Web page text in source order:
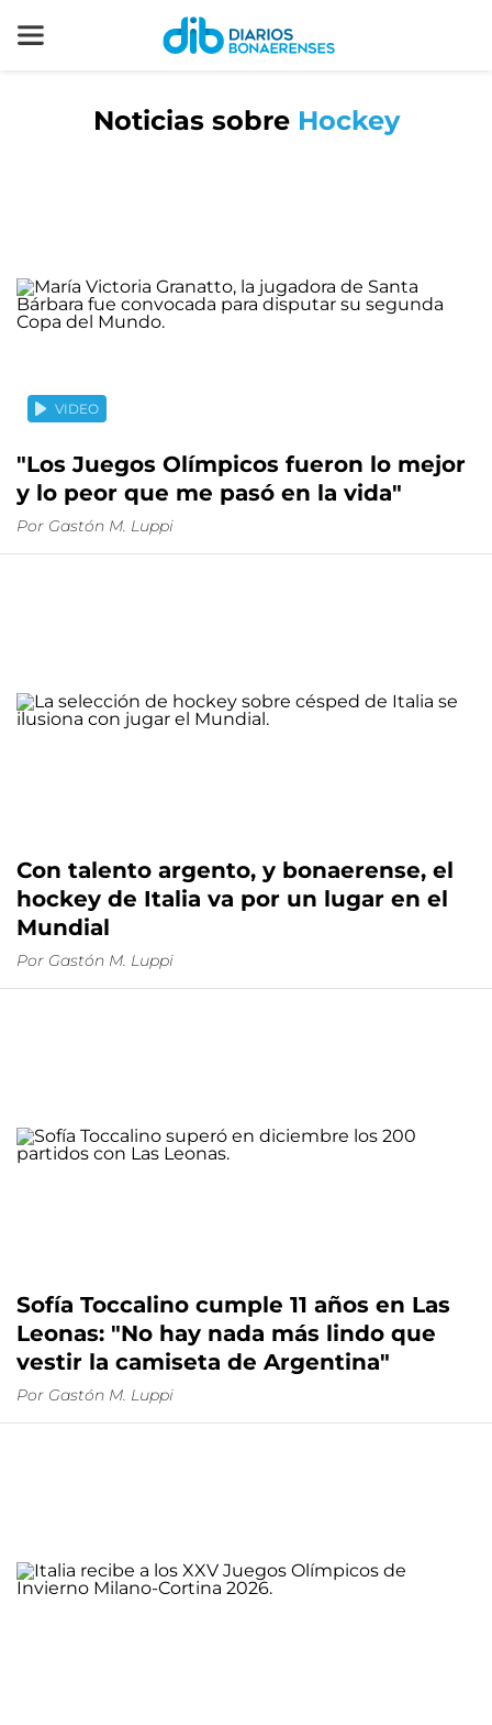
Noticias sobre Hockey
VIDEO
"Los Juegos Olímpicos fueron lo mejor
y lo peor que me pasó en la vida"
Por Gastón M. Luppi
Con talento argento, y bonaerense, el
hockey de Italia va por un lugar en el
Mundial
Por Gastón M. Luppi
Sofía Toccalino cumple 11 años en Las
Leonas: "No hay nada más lindo que
vestir la camiseta de Argentina"
Por Gastón M. Luppi